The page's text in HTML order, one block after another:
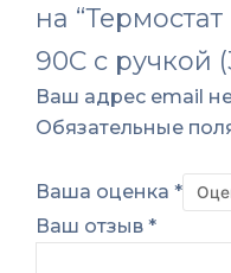
на
90С с ручкой
Ваш адрес email
Обязательные
Ваша оценка *
Ваш отзыв *